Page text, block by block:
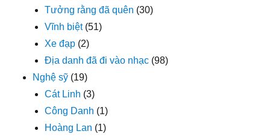
Tưởng rằng đã quên (30)
Vĩnh biệt(51)
Xe đạp (2)
Địa danh đã đi vào nhạc (98)
Nghệ sỹ (19)
Cát Linh (3)
Công Danh (1)
Hoàng Lan (1)